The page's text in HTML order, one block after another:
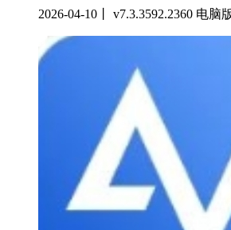
2026-04-10丨 v7.3.3592.2360 电脑